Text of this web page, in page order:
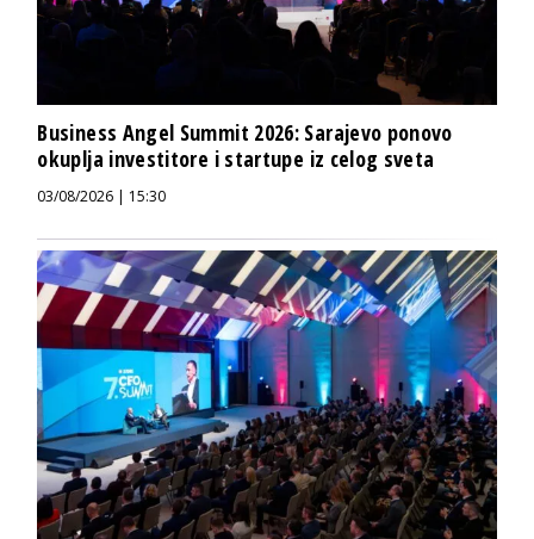
Business Angel Summit 2026: Sarajevo ponovo
okuplja investitore i startupe iz celog sveta
03/08/2026 | 15:30